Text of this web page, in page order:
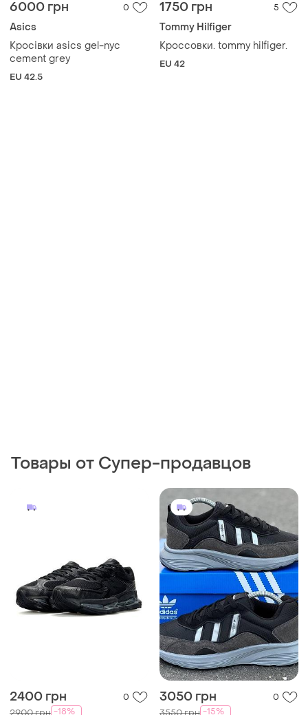
6000 грн 0
Asics
Кросівки asics gel-nyc
cement grey
EU 42.5
1750 грн 5
Tommy Hilfiger
Кроссовки. tommy hilfiger.
EU 42
Товары от Супер-продавцов
2400 грн 0 3050 грн 0